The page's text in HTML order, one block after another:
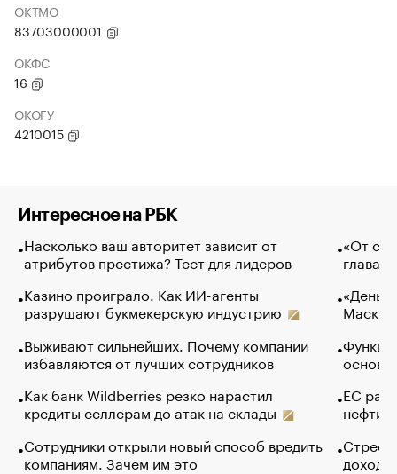
ОКТМО
83703000001
ОКФС
16
ОКОГУ
4210015
Интересное на РБК
Насколько ваш авторитет зависит от
атрибутов престижа? Тест для лидеров
Казино проиграло. Как ИИ-агенты
разрушают букмекерскую индустрию
Выживают сильнейших. Почему компании
избавляются от лучших сотрудников
Как банк Wildberries резко нарастил
кредиты селлерам до атак на склады
Сотрудники открыли новый способ вредить
компаниям. Зачем им это
«От
глава
Маск в
основ
ЕС
нефти